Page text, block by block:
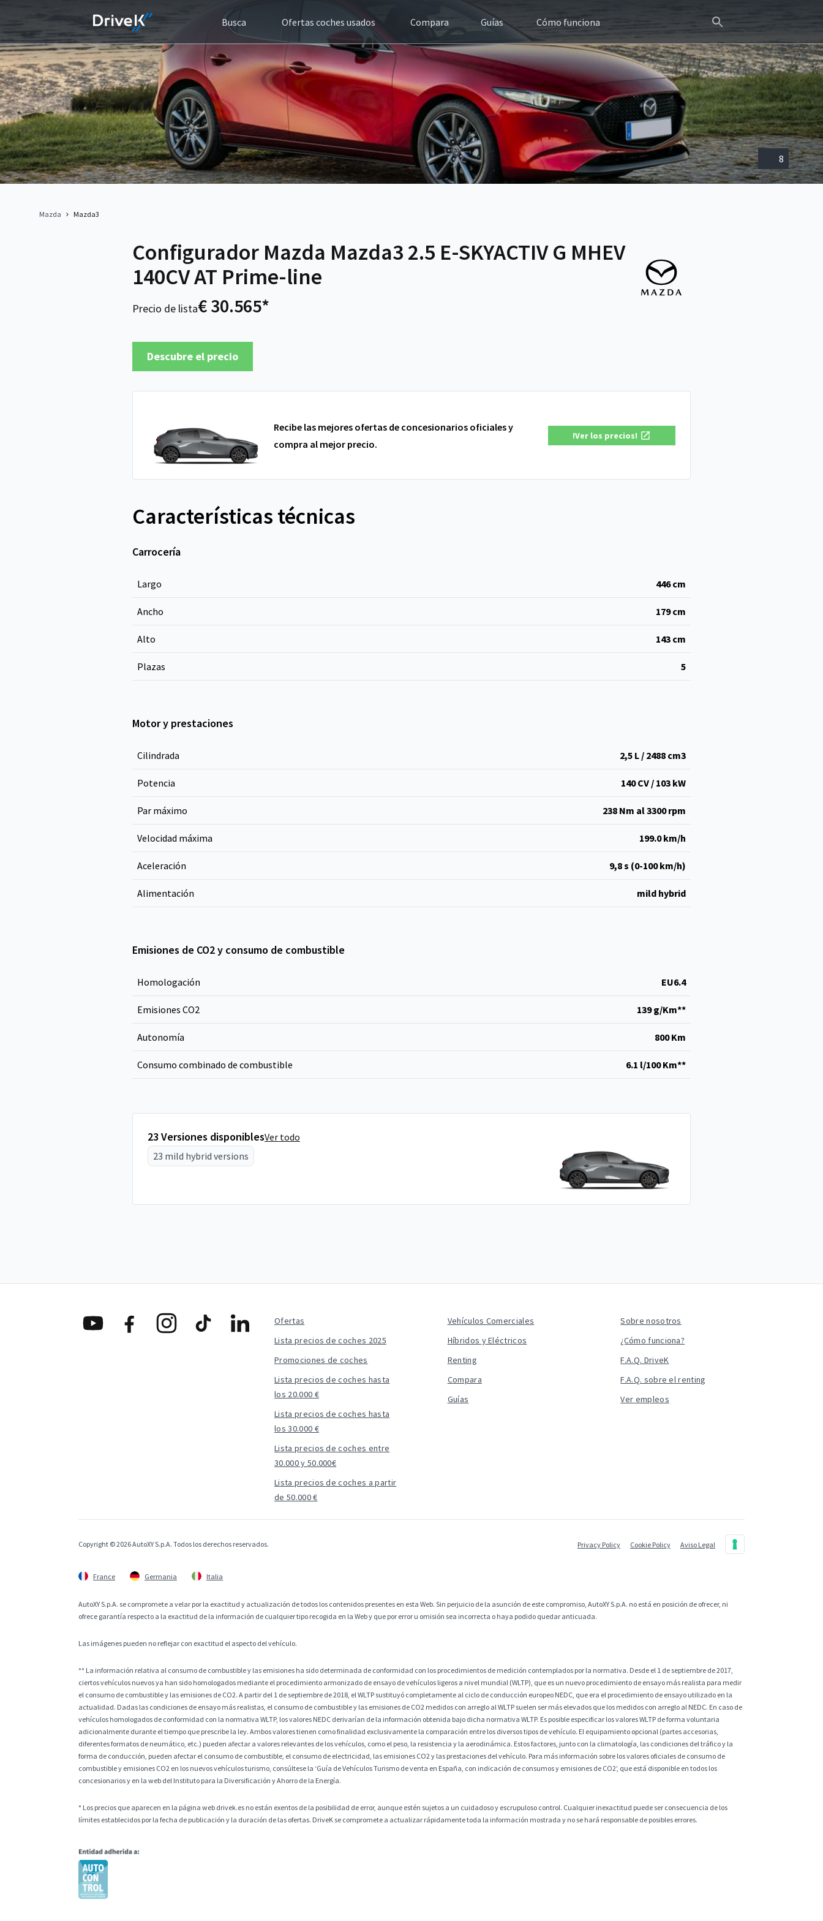
Busca Ofertas coches usados Compara Guías Cómo funciona
8
Mazda Mazda3
Configurador Mazda Mazda3 2.5 E-SKYACTIV G MHEV
140CV AT Prime-line
Precio de lista€ 30.565*
Descubre el precio
Recibe las mejores ofertas de concesionarios oficiales y
compra al mejor precio.
!Ver los precios!
Características técnicas
Carrocería
Largo 446cm
Ancho 179cm
Alto 143 cm
Plazas 5
Motor y prestaciones
Cilindrada 2,5 L / 2488 cm3
Potencia 140 CV / 103 kW
Par máximo 238 Nm al 3300 rpm
Velocidad máxima 199.0 km/h
Aceleración 9,8 s (0-100 km/h)
Alimentación mild hybrid
Emisiones de CO2 y consumo de combustible
Homologación EU6.4
Emisiones CO2 139 g/Km**
Autonomía 800 Km
Consumo combinado de combustible 6.1 l/100 Km**
23 Versiones disponiblesVer todo
23 mild hybrid versions
Ofertas
Lista precios de coches 2025
Promociones de coches
Lista precios de coches hasta
los 20.000 €
Lista precios de coches hasta
los 30.000 €
Lista precios de coches entre
30.000 y 50.000€
Lista precios de coches a partir
de 50.000 €
Vehículos Comerciales
Híbridos y Eléctricos
Renting
Compara
Guías
Sobre nosotros
¿Cómo funciona?
F.A.Q. DriveK
F.A.Q. sobre el renting
Ver empleos
Copyright © 2026 AutoXY S.p.A. Todos los derechos reservados. Privacy Policy Cookie Policy Aviso Legal
France Germania Italia
AutoXY S.p.A. se compromete a velar por la exactitud y actualización de todos los contenidos presentes en esta Web. Sin perjuicio de la asunción de este compromiso, AutoXY S.p.A. no está en posición de ofrecer, ni
ofrece garantía respecto a la exactitud de la información de cualquier tipo recogida en la Web y que por error u omisión sea incorrecta o haya podido quedar anticuada.
Las imágenes pueden no reflejar con exactitud el aspecto del vehículo.
** La información relativa al consumo de combustible y las emisiones ha sido determinada de conformidad con los procedimientos de medición contemplados por la normativa. Desde el 1 de septiembre de 2017,
ciertos vehículos nuevos ya han sido homologados mediante el procedimiento armonizado de ensayo de vehículos ligeros a nivel mundial (WLTP), que es un nuevo procedimiento de ensayo más realista para medir
el consumo de combustible y las emisiones de CO2. A partir del 1 de septiembre de 2018, el WLTP sustituyó completamente al ciclo de conducción europeo NEDC, que era el procedimiento de ensayo utilizado en la
actualidad. Dadas las condiciones de ensayo más realistas, el consumo de combustible y las emisiones de CO2 medidos con arreglo al WLTP suelen ser más elevados que los medidos con arreglo al NEDC. En caso de
vehículos homologados de conformidad con la normativa WLTP, los valores NEDC derivarían de la información obtenida bajo dicha normativa WLTP. Es posible especificar los valores WLTP de forma voluntaria
adicionalmente durante el tiempo que prescribe la ley. Ambos valores tienen como finalidad exclusivamente la comparación entre los diversos tipos de vehículo. El equipamiento opcional (partes accesorias,
diferentes formatos de neumático, etc.) pueden afectar a valores relevantes de los vehículos, como el peso, la resistencia y la aerodinámica. Estos factores, junto con la climatología, las condiciones del tráfico y la
forma de conducción, pueden afectar el consumo de combustible, el consumo de electricidad, las emisiones CO2 y las prestaciones del vehículo. Para más información sobre los valores oficiales de consumo de
combustible y emisiones CO2 en los nuevos vehículos turismo, consúltese la ‘Guía de Vehículos Turismo de venta en España, con indicación de consumos y emisiones de CO2’, que está disponible en todos los
concesionarios y en la web del Instituto para la Diversificación y Ahorro de la Energía.
* Los precios que aparecen en la página web drivek.es no están exentos de la posibilidad de error, aunque estén sujetos a un cuidadoso y escrupuloso control. Cualquier inexactitud puede ser consecuencia de los
límites establecidos por la fecha de publicación y la duración de las ofertas. DriveK se compromete a actualizar rápidamente toda la información mostrada y no se hará responsable de posibles errores.